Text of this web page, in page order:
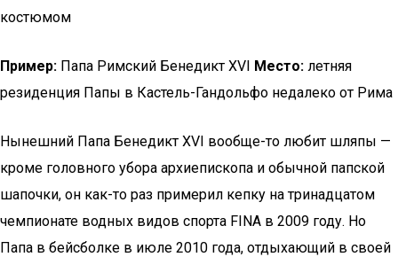
костюмом
Пример: Папа Римский Бенедикт XVI Место: летняя
резиденция Папы в Кастель-Гандольфо недалеко от Рима
Нынешний Папа Бенедикт XVI вообще-то любит шляпы —
кроме головного убора архиепископа и обычной папской
шапочки, он как-то раз примерил кепку на тринадцатом
чемпионате водных видов спорта FINA в 2009 году. Но
Папа в бейсболке в июле 2010 года, отдыхающий в своей